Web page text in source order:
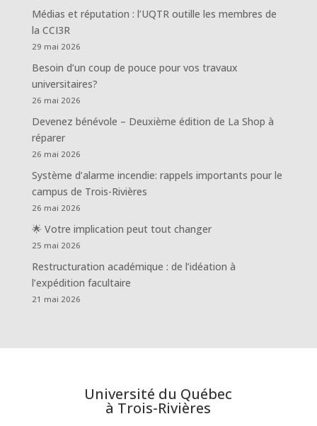
Médias et réputation : l’UQTR outille les membres de
la CCI3R
29 mai 2026
Besoin d’un coup de pouce pour vos travaux
universitaires?
26 mai 2026
Devenez bénévole – Deuxième édition de La Shop à
réparer
26 mai 2026
Système d’alarme incendie: rappels importants pour le
campus de Trois-Rivières
26 mai 2026
🌟 Votre implication peut tout changer
25 mai 2026
Restructuration académique : de l’idéation à
l’expédition facultaire
21 mai 2026
Université du Québec
à Trois-Rivières